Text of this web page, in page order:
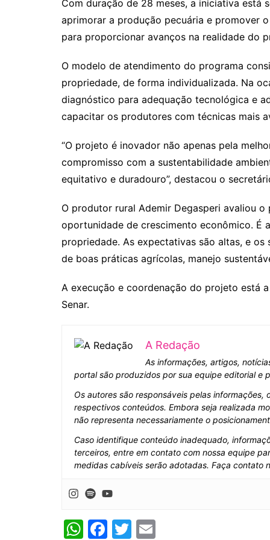
Com duração de 28 meses, a iniciativa
aprimorar a produção pecuária e promover
para proporcionar avanços na realidade do
O modelo de atendimento do programa
propriedade, de forma individualizada. Na
diagnóstico para adequação tecnológica e
capacitar os produtores com técnicas mais
“O projeto é inovador não apenas pela
compromisso com a sustentabilidade
equitativo e duradouro”, destacou o
O produtor rural Ademir Degasperi avaliou
oportunidade de crescimento econômico. É
propriedade. As expectativas são altas, e
de boas práticas agrícolas, manejo
A execução e coordenação do projeto está
Senar.
A Redação
As informações, artigos,
portal são produzidos por sua equipe editorial e
Os autores são responsáveis pelas
respectivos conteúdos. Embora seja realizada
não representa necessariamente o
Caso identifique conteúdo inadequado,
terceiros, entre em contato com nossa equipe
medidas cabíveis serão adotadas. Faça contato
W F
T